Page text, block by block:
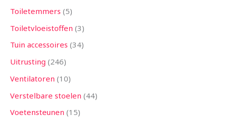
Toiletemmers 5
Toiletvloeistoffen 3
Tuin accessoires 34
Uitrusting 246
Ventilatoren 10
Verstelbare stoelen 44
Voetensteunen 15